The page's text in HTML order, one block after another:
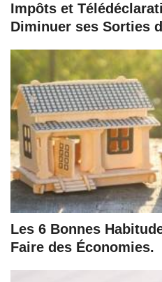
Impôts et
Diminuer ses Sorties
Les 6 Bonnes
Faire des Économies.